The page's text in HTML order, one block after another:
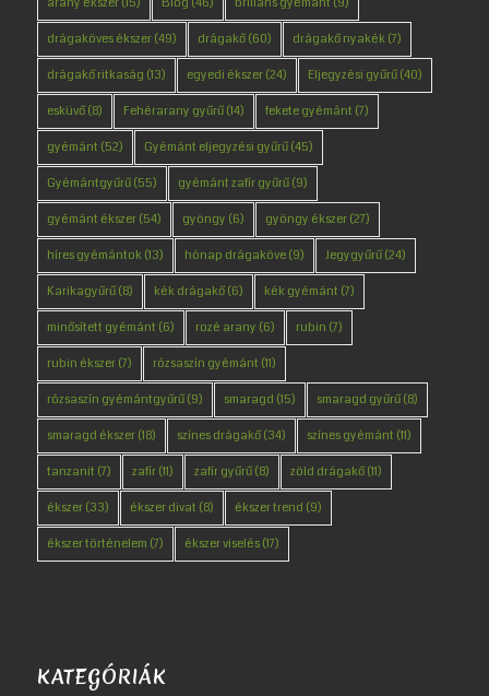
drágaköves ékszer(49) drágakő(60) drágakő nyakék(7)
drágakő ritkaság (13) egyedi ékszer(24) Eljegyzési gyűrű(40)
esküvő(8) Fehérarany gyűrű(14) fekete gyémánt (7)
gyémánt (52) Gyémánt eljegyzési gyűrű(45)
Gyémántgyűrű(55) gyémánt zafír gyűrű(9)
gyémánt ékszer(54) gyöngy (6) gyöngy ékszer(27)
híres gyémántok(13) hónap drágaköve(9) Jegygyűrű(24)
Karikagyűrű(8) kék drágakő(6) kék gyémánt (7)
minősített gyémánt (6) rozé arany (6) rubin (7)
rubin ékszer(7) rózsaszín gyémánt (11)
rózsaszín gyémántgyűrű(9) smaragd (15) smaragd gyűrű(8)
smaragd ékszer(18) színes drágakő(34) színes gyémánt (11)
tanzanit (7) zafír(11) zafír gyűrű(8) zöld drágakő(11)
ékszer(33) ékszer divat (8) ékszer trend (9)
ékszer történelem (7) ékszer viselés(17)
KATEGÓRIÁK